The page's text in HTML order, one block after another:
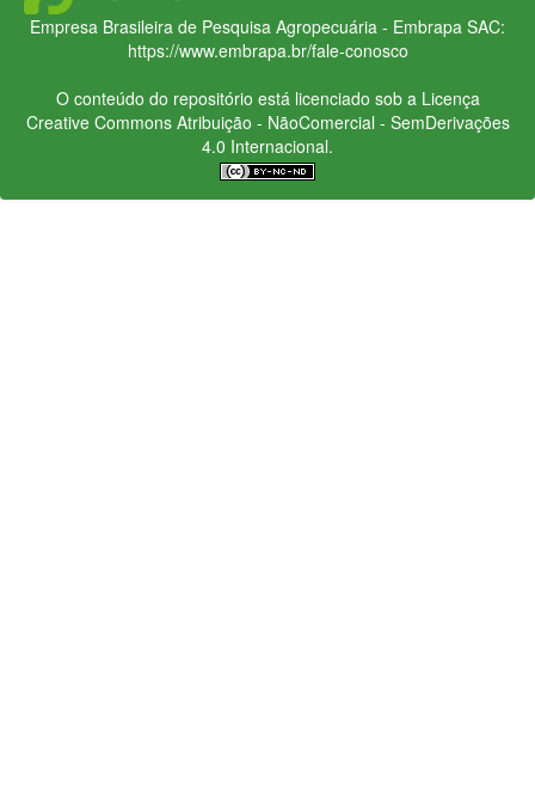
Empresa Brasileira de Pesquisa Agropecuária - Embrapa SAC:
https://www.embrapa.br/fale-conosco
O conteúdo do repositório está licenciado sob a Licença
Creative CommonsAtribuição - NãoComercial - SemDerivações
4.0 Internacional.